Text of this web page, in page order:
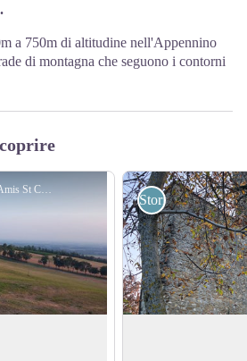
a 750m di altitudine nell'Appennino
di montagna che seguono i contorni
Pieve di Verdeto - Amis St Colomban
Storici